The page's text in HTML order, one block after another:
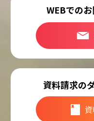
WEBでの
資料請求の